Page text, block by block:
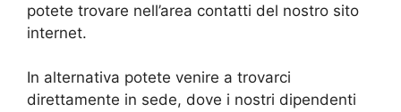
potete trovare nell’area contatti del nostro sito
internet.
In alternativa potete venire a trovarci
direttamente in sede, dove i nostri dipendenti